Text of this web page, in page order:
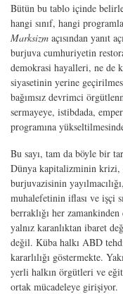
Bütün bu tablo içinde
hangi sınıf, hangi
Marksizm açısından yanıt
burjuva cumhuriyetin
demokrasi hayalleri, ne de
siyasetinin yerine
bağımsız devrimci
sermayeye, istibdada,
programına
Bu sayı, tam da böyle bir
Dünya kapitalizminin krizi,
burjuvazisinin
muhalefetinin iflası ve işçi
berraklığı her
yalnız karanlıktan ibaret
değil. Küba halkı ABD
kararlılığı göstermekte.
yerli halkın örgütleri ve
ortak mücadeleye girişiyor.